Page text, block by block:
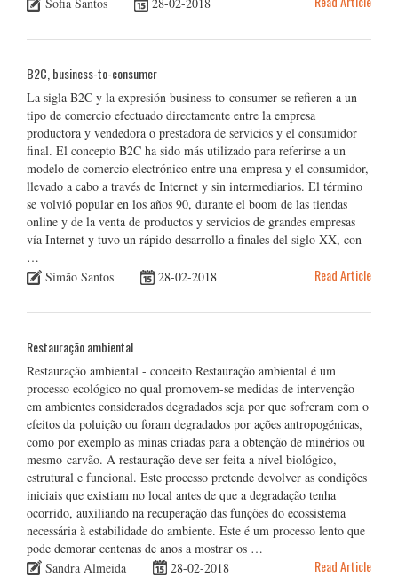
B2C, business-to-consumer
La sigla B2C y la expresión business-to-consumer se refieren a un
tipo de comercio efectuado directamente entre la empresa
productora y vendedora o prestadora de servicios y el consumidor
final. El concepto B2C ha sido más utilizado para referirse a un
modelo de comercio electrónico entre una empresa y el consumidor,
llevado a cabo a través de Internet y sin intermediarios. El término
se volvió popular en los años 90, durante el boom de las tiendas
online y de la venta de productos y servicios de grandes empresas
vía Internet y tuvo un rápido desarrollo a finales del siglo XX, con
…
Simão Santos
28-02-2018 Read Article
Restauração ambiental
Restauração ambiental - conceito Restauração ambiental é um
processo ecológico no qual promovem-se medidas de intervenção
em ambientes considerados degradados seja por que sofreram com o
efeitos da poluição ou foram degradados por ações antropogénicas,
como por exemplo as minas criadas para a obtenção de minérios ou
mesmo carvão. A restauração deve ser feita a nível biológico,
estrutural e funcional. Este processo pretende devolver as condições
iniciais que existiam no local antes de que a degradação tenha
ocorrido, auxiliando na recuperação das funções do ecossistema
necessária à estabilidade do ambiente. Este é um processo lento que
pode demorar centenas de anos a mostrar os …
Sandra Almeida
28-02-2018 Read Article